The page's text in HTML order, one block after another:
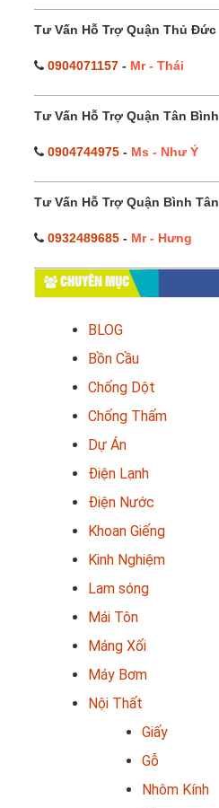
Tư Vấn Hỗ Trợ Quận Thủ Đức
0904071157 - Mr - Thái
Tư Vấn Hỗ Trợ Quận Tân Bình
0904744975 - Ms - Như Ý
Tư Vấn Hỗ Trợ Quận Bình Tân
0932489685 - Mr - Hưng
CHUYÊN MỤC
BLOG
Bồn Cầu
Chống Dột
Chống Thấm
Dự Án
Điện Lạnh
Điện Nước
Khoan Giếng
Kinh Nghiệm
Lam sóng
Mái Tôn
Máng Xối
Máy Bơm
Nội Thất
Giấy
Gỗ
Nhôm Kính